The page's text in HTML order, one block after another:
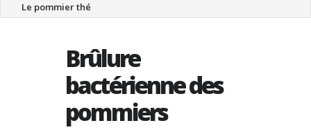
Le pommier thé
Brûlure
bactérienne des
pommiers